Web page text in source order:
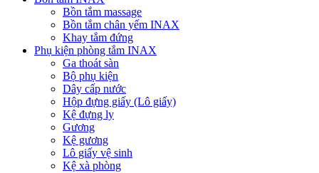
Bồn tắm massage
Bồn tắm chân yếm INAX
Khay tắm đứng
Phụ kiện phòng tắm INAX
Ga thoát sàn
Bộ phụ kiện
Dây cấp nước
Hộp đựng giấy (Lô giấy)
Kệ đựng ly
Gương
Kệ gương
Lô giấy vệ sinh
Kệ xà phòng